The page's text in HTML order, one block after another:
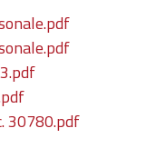
30780.pdf